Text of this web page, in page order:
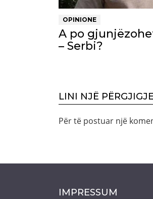
OPINIONE
A po
– Serbi?
LINI NJË PËRGJIGJE
Për të postuar një
IMPRESSUM